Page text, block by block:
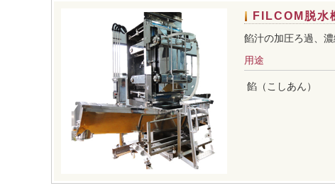
FILCOM脱水
餡汁の加圧ろ過、
用途
餡（こしあん）